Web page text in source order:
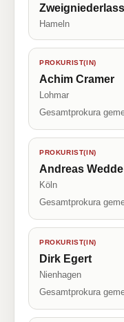
Hameln
PROKURIST(IN)
Achim Cramer
Lohmar
Gesamtprokura
PROKURIST(IN)
Andreas Wedde
Köln
Gesamtprokura
PROKURIST(IN)
Dirk Egert
Nienhagen
Gesamtprokura